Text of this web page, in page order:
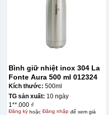
Bình giữ nhiệt inox 304 La
Fonte Aura 500 ml 012324
Kích thước: 500ml
TG sản xuất: 10 ngày
1**.000 ₫
Đăng kýhoặc Đăng nhậpđể xem giá